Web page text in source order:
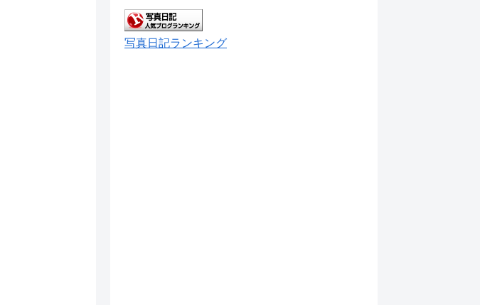
写真日記ランキング